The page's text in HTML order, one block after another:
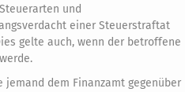
und
einer Steuerstraftat
gelte auch, wenn der betroffene
dem Finanzamt gegenüber